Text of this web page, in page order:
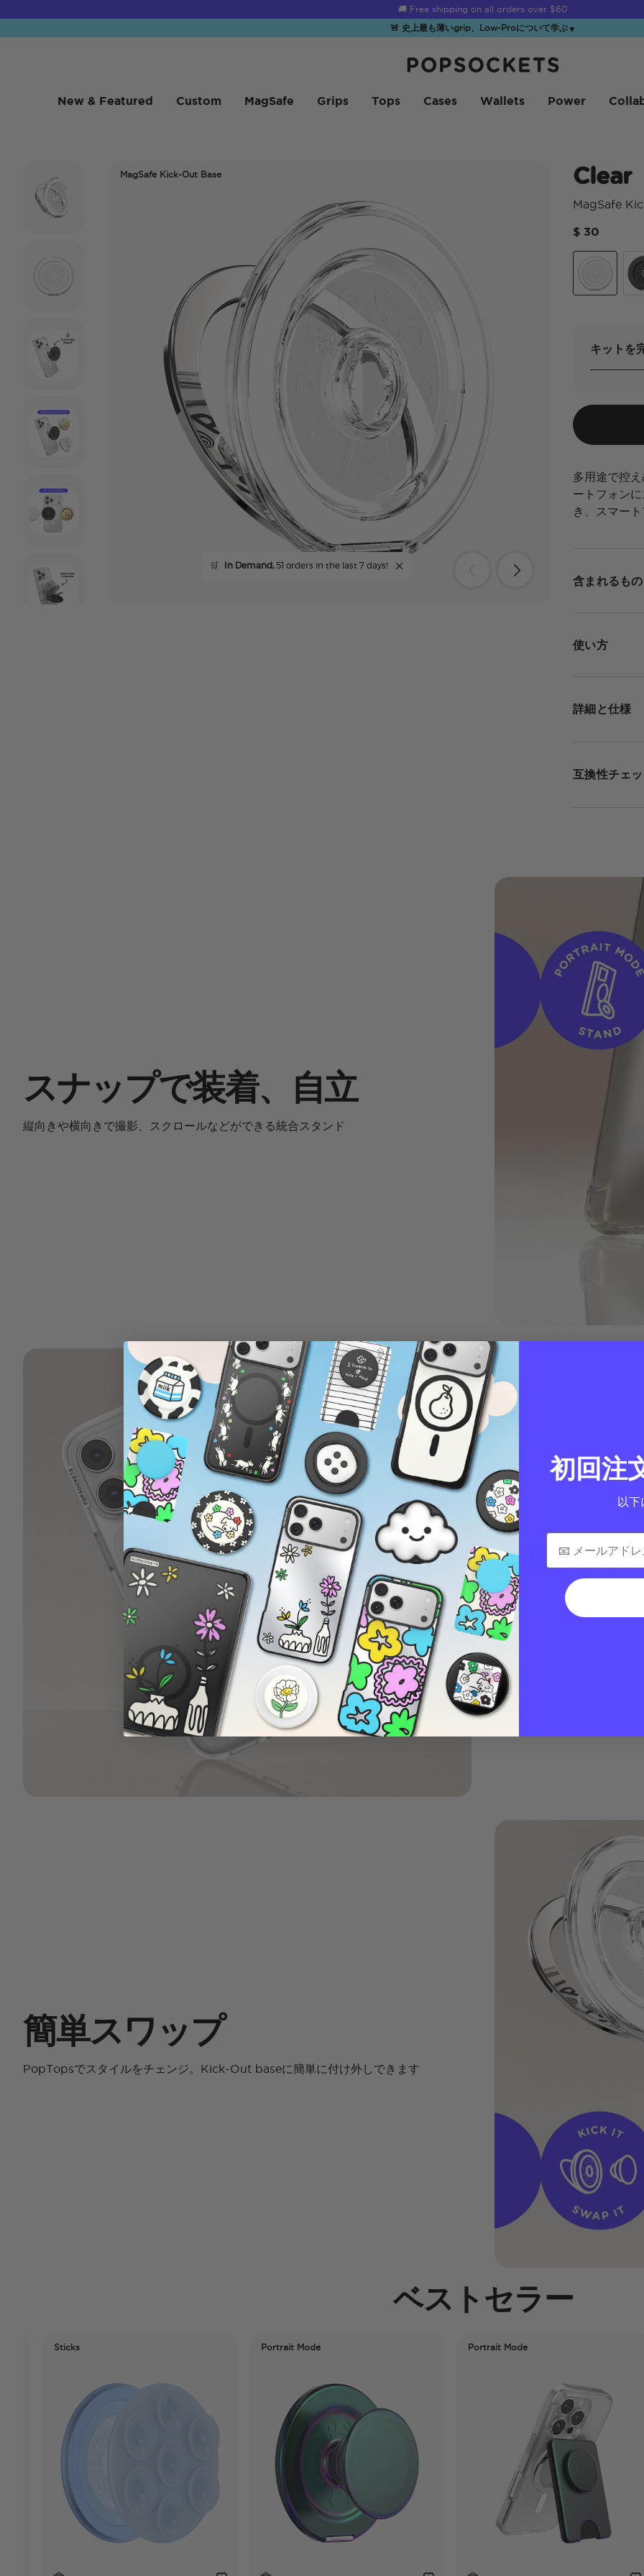
Summer Sendoff Sale is on 🚨 Up to 60% off
🚨 史上最も薄いgrip、Low-Proについて学ぶ▼
New & Featured
Custom MagSafe Grips Tops Cases Wallets Power
MagSafe Kick-Out Base
🛒 In Demand,51 orders in the last 7 days!
Clear
MagSafe
$ 30
キットを
多用途で控
ートフォン
き、スマー
含まれるもの
使い方
詳細と仕様
互換性チェ
スナップで装着、自立
縦向きや横向きで撮影、スクロールなどができる統合スタンド
超強力ホ
このMagSafe対応ベースは
簡単スワップ
PopTopsでスタイルをチェンジ。Kick-Out baseに簡単に付け外しできます
ベストセラー
Portrait Mode Portrait Mode
初回注
以下